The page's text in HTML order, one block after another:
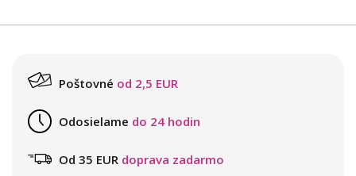
Poštovné od 2,5 EUR
Odosielame do 24 hodin
Od 35 EUR doprava zadarmo